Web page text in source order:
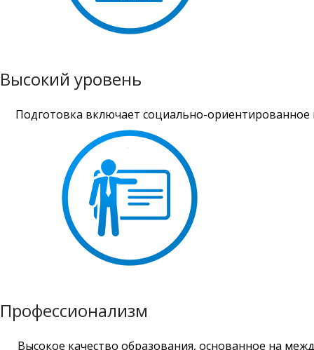
Высокий уровень
Подготовка включает социально-
Профессионализм
Высокое качество образования, основанное на